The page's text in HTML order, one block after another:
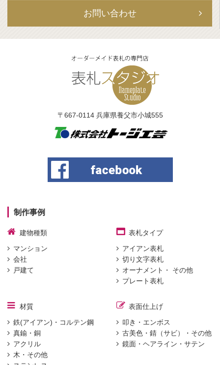
お問い合わせ
〒667-0114 兵庫県養父市小城555
制作事例
建物種類
マンション
会社
戸建て
表札タイプ
アイアン表札
切り文字表札
オーナメント・ その他
プレート表札
材質
鉄(アイアン)・コルテン鋼
真鍮・銅
アクリル
木・その他
表面仕上げ
叩き・エンボス
古美色・錆（サビ）・その他
鏡面・ヘアライン・サテン